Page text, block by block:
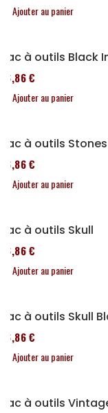
Ajouter au panier
Sac à outils Black
76,86 €
Ajouter au panier
Sac à outils Stones
76,86 €
Ajouter au panier
Sac à outils Skull
76,86 €
Ajouter au panier
Sac à outils Skull
76,86 €
Ajouter au panier
Sac à outils